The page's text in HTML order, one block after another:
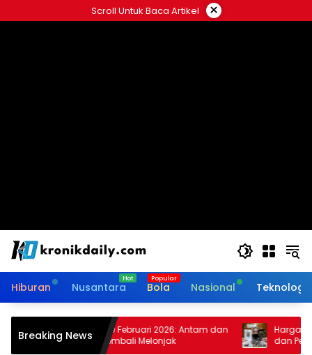
ke
Scroll Untuk Baca Artikel ×
Hiburan Nusantara Bola Nasional Teknologi
Breaking News
Harga Emas 10 Februari 2026: Antam dan
Pegadaian Kembali Melonjak
Harga Emas
dan